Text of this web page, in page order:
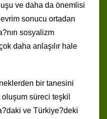
ve daha da önemlisi
sonucu ortadan
sosyalizm
daha anlaşılır hale
bir tanesini
süreci teşkil
ve Türkiye?deki